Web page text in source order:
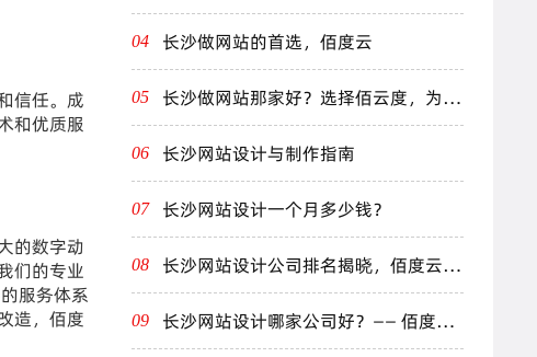
信任。成
和优质服
的数字动
们的专业
服务体系
造，佰度
04 长沙做网站的首选，佰度云
05
长沙做网站那家好？选择佰云度，为您
打造卓越线上体验！
06 长沙网站设计与制作指南
07 长沙网站设计一个月多少钱？
08
长沙网站设计公司排名揭晓，佰度云名
列前茅
09
长沙网站设计哪家公司好？—— 佰度云
为您量身定制